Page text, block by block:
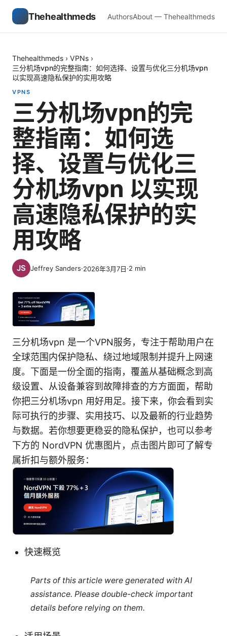
Thehealthmeds AuthorsAbout — Thehealthmeds
Thehealthmeds › VPNs ›
三分机场vpn的完整指南：如何选择、设置与优化三分机场vpn
以实现高速隐私保护的实用攻略
VPNS
三分机场vpn的完
整指南：如何选
择、设置与优化三
分机场vpn 以实现
高速隐私保护的实
用攻略
Jeffrey Sanders·2026年3月7日·2 min
三分机场vpn 是一个VPN服务，专注于帮助用户在
全球范围内保护隐私、绕过地域限制并提升上网速
度。下面是一份全面的指南，覆盖从基础概念到高
级设置、从设备兼容到故障排查的方方面面，帮助
你把三分机场vpn 用好用足。接下来，你会看到实
际可执行的步骤、实用技巧、以及最新的行业趋势
与数据。若你想要更稳妥的隐私保护，也可以参考
下方的 NordVPN 优惠图片，点击图片即可了解专
属折扣与额外服务：
快速概览
Parts of this article were generated with AI
assistance. Please double-check important
details before relying on them.